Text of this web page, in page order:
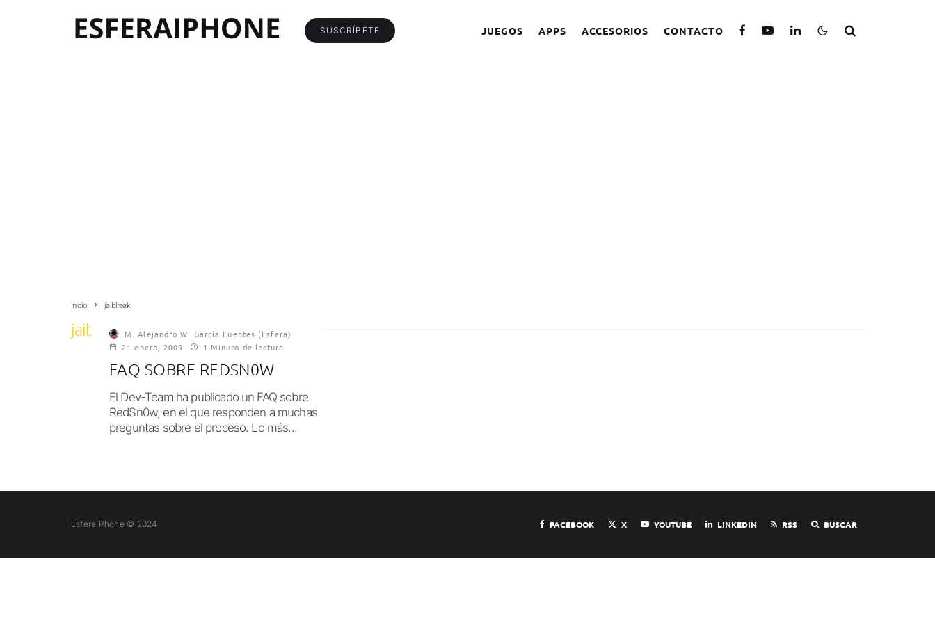
SUSCRÍBETE JUEGOS APPS ACCESORIOS CONTACTO
Inicio jaiblreak
jaiblreakM. Alejandro W. García Fuentes (Esfera)
21 enero, 2009
1 Minuto de lectura
FAQ SOBRE REDSN0W
El Dev-Team ha publicado un FAQ sobre
RedSn0w, en el que responden a muchas
preguntas sobre el proceso. Lo más...
EsferaiPhone © 2024 FACEBOOK X YOUTUBE LINKEDIN RSS BUSCAR